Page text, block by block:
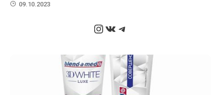
09.10.2023
Instagram
ВКонтакте
Telegram